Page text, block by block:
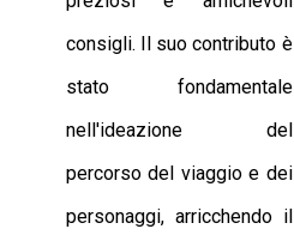
consigli. Il suo contributo è
stato fondamentale
nell'ideazione del
percorso del viaggio e dei
personaggi, arricchendo il